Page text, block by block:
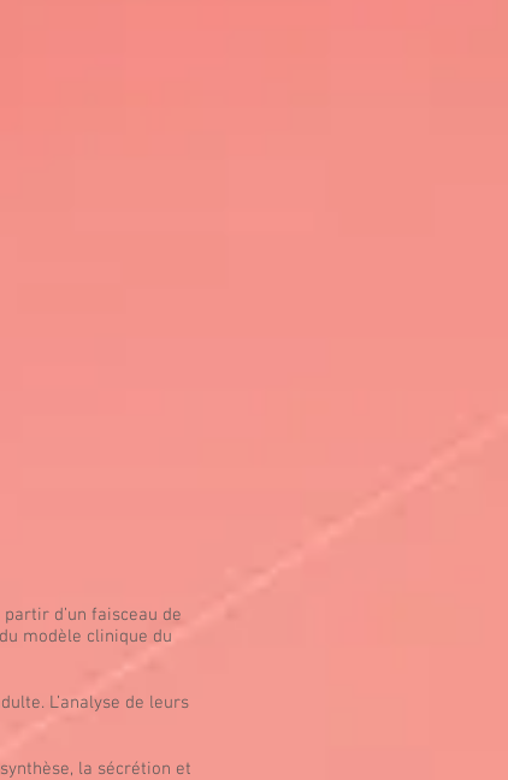
d’un faisceau de
modèle clinique du
L’analyse de leurs
la sécrétion et